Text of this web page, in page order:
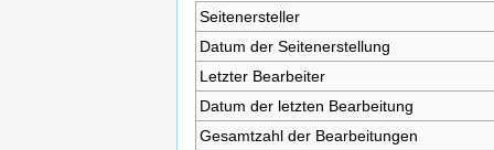
Seitenersteller
Datum der Seitenerstellung
Letzter Bearbeiter
Datum der letzten Bearbeitung
Gesamtzahl der Bearbeitungen